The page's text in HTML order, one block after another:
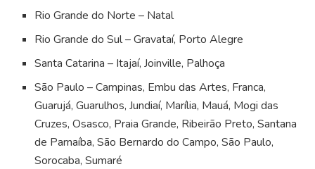
Rio Grande do Norte – Natal
Rio Grande do Sul – Gravataí, Porto Alegre
Santa Catarina – Itajaí, Joinville, Palhoça
São Paulo – Campinas, Embu das Artes, Franca,
Guarujá, Guarulhos, Jundiaí, Marília, Mauá, Mogi das
Cruzes, Osasco, Praia Grande, Ribeirão Preto, Santana
de Parnaíba, São Bernardo do Campo, São Paulo,
Sorocaba, Sumaré